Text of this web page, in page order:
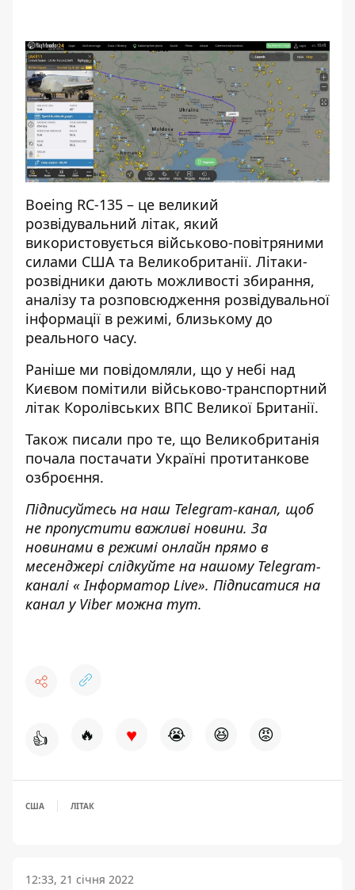
Boeing RC-135 – це великий
розвідувальний літак, який
використовується військово-повітряними
силами США та Великобританії. Літаки-
розвідники дають можливості збирання,
аналізу та розповсюдження розвідувальної
інформації в режимі, близькому до
реального часу.
Раніше ми повідомляли, що у небі над
Києвом помітили військово-транспортний
літак Королівських ВПС Великої Британії.
Також писали про те, що Великобританія
почала постачати Україні протитанкове
озброєння.
Підписуйтесь на наш Telegram-канал, щоб
не пропустити важливі новини. За
новинами в режимі онлайн прямо в
месенджері слідкуйте на нашому Telegram-
каналі «Інформатор Live». Підписатися на
канал у Viber можна тут.
👍 🔥 ♥ 😭 😆 😡
США ЛІТАК
12:33, 21 січня 2022